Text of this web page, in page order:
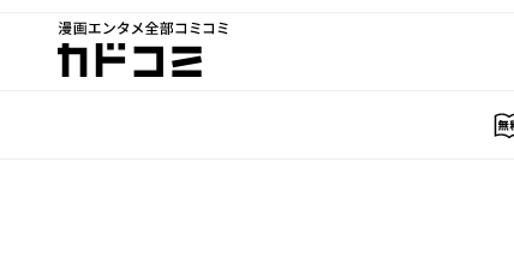
漫画エンタメ全部コミコミ
カドコミ